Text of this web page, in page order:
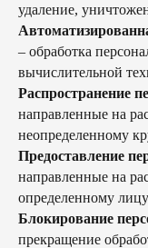
удаление,
– обработка
вычислительной
Распространение
направленные на
неопределенному
Предоставление
направленные на
определенному
Блокирование
прекращение